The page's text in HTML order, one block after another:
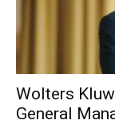
Wolters
General